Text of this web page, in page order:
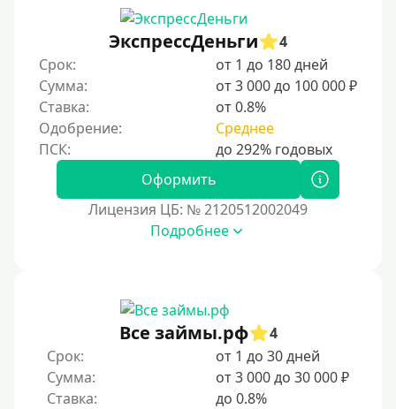
Беспроцентный займ на первый раз
Без процентов на 30 дней
Под 0 %
Условия
С опцией досрочного погашения долга
Без страховок и комиссий
Со страховкой
Без электронной почты
С автоматическим одобрением
ЭкспрессДеньги
4
Срок:
от 1 до 180 дней
Сумма:
от 3 000 до 100 000 ₽
Ставка:
от 0.8%
Одобрение:
Среднее
Оформить
Лицензия ЦБ: № 2120512002049
Подробнее
Все займы.рф
4
Срок:
от 1 до 30 дней
Сумма:
от 3 000 до 30 000 ₽
Ставка:
до 0.8%